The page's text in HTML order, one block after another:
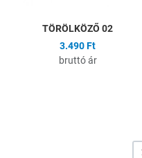
TÖRÖLKÖZŐ 02
3.490 Ft
bruttó ár